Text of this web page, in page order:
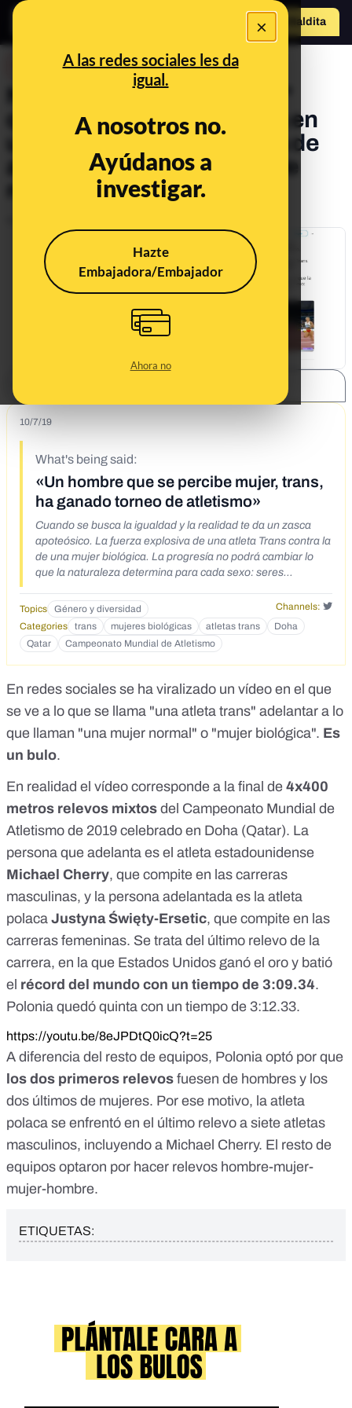
×
A las redes sociales les da
igual.
A nosotros no.
Ayúdanos a
investigar.
Hazte
Embajadora/Embajador
Ahora no
Hazte Maldita
No, no es "una atleta trans"
quien adelanta a una atleta en
una competición femenina de
atletismo: es una carrera de
relevos mixtos
10/7/19
What's being said:
«Un hombre que se percibe mujer, trans,
ha ganado torneo de atletismo»
Cuando se busca la igualdad y la realidad te da un zasca
apoteósico. La fuerza explosiva de una atleta Trans contra la
de una mujer biológica. La progresía no podrá cambiar lo
que la naturaleza determina para cada sexo: seres
https://web.archive.org/web/20191006151931/https://twitter.
com/MaxiCuello1977/status/1180863829397446656 Nótese
la diferencia en Potencia Física de una atleta Trans VS la de
una Mujer "Normal". !!! Es de total injusticia!!!
https://twitter.com/Dn_Vitocorleone/status/11797906918006
25152
Topics Género y diversidad
Channels:
Categories
trans mujeres biológicas atletas trans
Doha
Qatar
Campeonato Mundial de Atletismo
En redes sociales se ha viralizado un vídeo en el que
se ve a lo que se llama "una atleta trans" adelantar a lo
que llaman "una mujer normal" o "mujer biológica". Es
un bulo.
En realidad el vídeo corresponde a la final de 4x400
metros relevos mixtos del Campeonato Mundial de
Atletismo de 2019 celebrado en Doha (Qatar). La
persona que adelanta es el atleta estadounidense
Michael Cherry, que compite en las carreras
masculinas, y la persona adelantada es la atleta
polaca Justyna Święty-Ersetic, que compite en las
carreras femeninas. Se trata del último relevo de la
carrera, en la que Estados Unidos ganó el oro y batió
el récord del mundo con un tiempo de 3:09.34.
Polonia quedó quinta con un tiempo de 3:12.33.
https://youtu.be/8eJPDtQ0icQ?t=25
A diferencia del resto de equipos, Polonia optó por que
los dos primeros relevos fuesen de hombres y los
dos últimos de mujeres. Por ese motivo, la atleta
polaca se enfrentó en el último relevo a siete atletas
masculinos, incluyendo a Michael Cherry. El resto de
equipos optaron por hacer relevos hombre-mujer-
mujer-hombre.
ETIQUETAS: